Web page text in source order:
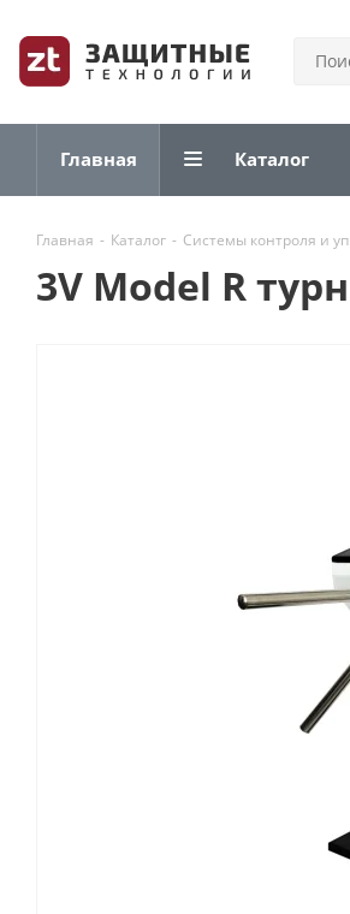
Главная Каталог
Главная - Каталог - Системы контроля и
3V Model R